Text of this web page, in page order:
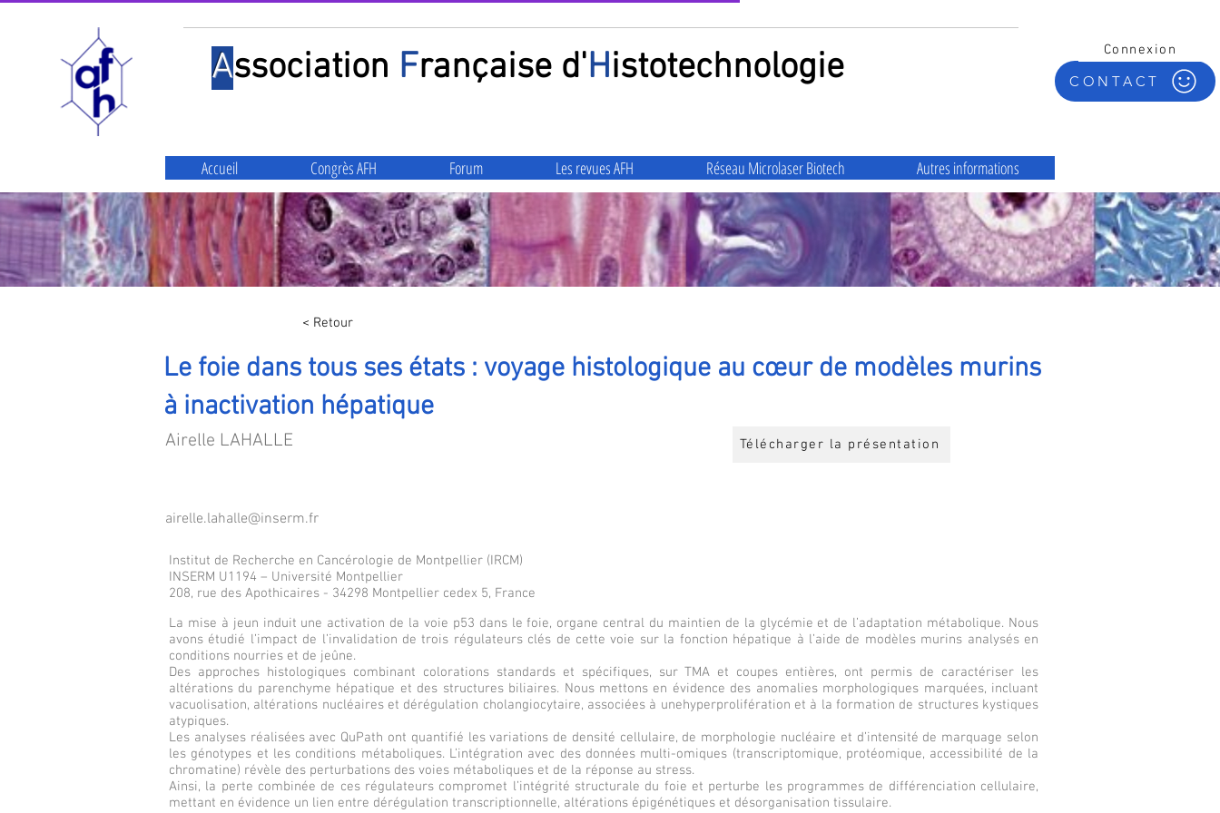
Association Française d'Histotechnologie CONTACT
Connexion
Accueil Congrès AFH Forum Les revues AFH Réseau Microlaser Biotech Autres informations
< Retour
Le foie dans tous ses états : voyage histologique au cœur de modèles murins
à inactivation hépatique
Airelle LAHALLE Télécharger la présentation
airelle.lahalle@inserm.fr
Institut de Recherche en Cancérologie de Montpellier (IRCM)
INSERM U1194 – Université Montpellier
208, rue des Apothicaires - 34298 Montpellier cedex 5, France
La mise à jeun induit une activation de la voie p53 dans le foie, organe central du maintien de la glycémie et de l’adaptation métabolique. Nous
avons étudié l’impact de l’invalidation de trois régulateurs clés de cette voie sur la fonction hépatique à l’aide de modèles murins analysés en
conditions nourries et de jeûne.
Des approches histologiques combinant colorations standards et spécifiques, sur TMA et coupes entières, ont permis de caractériser les
altérations du parenchyme hépatique et des structures biliaires. Nous mettons en évidence des anomalies morphologiques marquées, incluant
vacuolisation, altérations nucléaires et dérégulation cholangiocytaire, associées à unehyperprolifération et à la formation de structures kystiques
atypiques.
Les analyses réalisées avec QuPath ont quantifié les variations de densité cellulaire, de morphologie nucléaire et d’intensité de marquage selon
les génotypes et les conditions métaboliques. L’intégration avec des données multi-omiques (transcriptomique, protéomique, accessibilité de la
chromatine) révèle des perturbations des voies métaboliques et de la réponse au stress.
Ainsi, la perte combinée de ces régulateurs compromet l’intégrité structurale du foie et perturbe les programmes de différenciation cellulaire,
mettant en évidence un lien entre dérégulation transcriptionnelle, altérations épigénétiques et désorganisation tissulaire.